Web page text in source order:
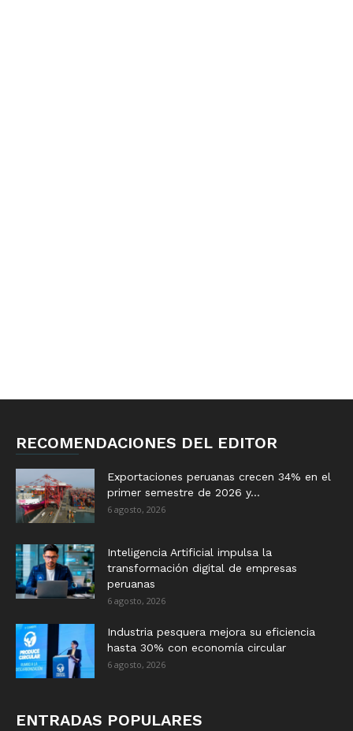
RECOMENDACIONES DEL EDITOR
Exportaciones peruanas crecen 34% en el
primer semestre de 2026 y...
6 agosto, 2026
Inteligencia Artificial impulsa la
transformación digital de empresas
peruanas
6 agosto, 2026
Industria pesquera mejora su eficiencia
hasta 30% con economía circular
6 agosto, 2026
ENTRADAS POPULARES